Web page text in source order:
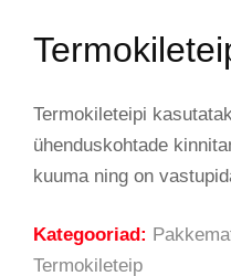
Termokileteipi
ühenduskohtade
kuuma ning on
Kategooriad:
Termokileteip